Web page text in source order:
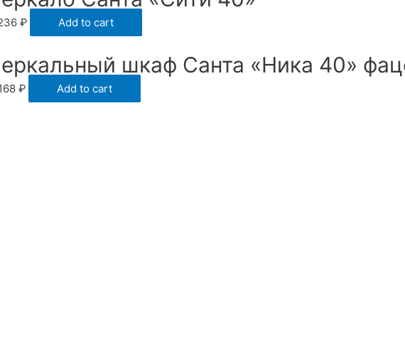
₽ Add to cart
шкаф Санта «Ника 40»
₽ Add to cart